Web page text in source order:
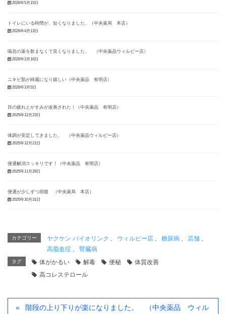
2026年5月15日
トイレにいる時間が、短くなりました。（中央薬局 本店）
2026年4月13日
喘息の薬を飲まなくて良くなりました。 （中央薬品ウィルビー店）
2026年3月16日
ニキビ肌が綺麗になり嬉しい（中央薬品 有明店）
2026年3月5日
目の疲れとかすみが改善された！（中央薬品 有明店）
2025年12月23日
体調が安定してきました。 （中央薬品ウィルビー店）
2025年12月21日
便通解消スッキリです！（中央薬品 有明店）
2025年11月29日
便通が少しずつ回復 （中央薬局 本店）
2025年10月31日
カテゴリー ヤクケン バイオリンク ウィルビー店 糖尿病 店舗
高脂血症
腎臓病
タグ 体がかるい 解毒 便秘
体質改善
高コレステロール
階段の上り下りが楽になりました。 （中央薬品 ウィル